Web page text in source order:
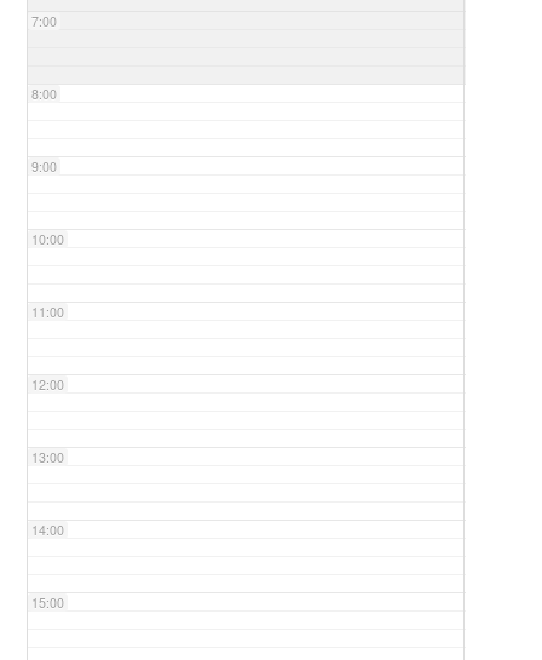
7:00
8:00
9:00
10:00
11:00
12:00
13:00
14:00
15:00